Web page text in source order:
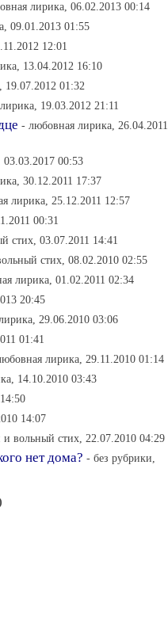
лирика, 06.02.2013 00:14
09.01.2013 01:55
12:01
13.04.2012 16:10
19.07.2012 01:32
19.03.2012 21:11
- любовная лирика, 26.04.2011
03.03.2017 00:53
30.12.2011 17:37
лирика, 25.12.2011 12:57
00:31
стих, 03.07.2011 14:41
стих, 08.02.2010 02:55
лирика, 01.02.2011 02:34
20:45
29.06.2010 03:06
01:41
лирика, 29.11.2010 01:14
14.10.2010 03:43
14:07
вольный стих, 22.07.2010 04:29
нет дома? - без рубрики,